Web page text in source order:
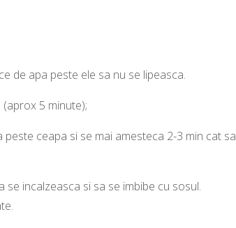
de apa peste ele sa nu se lipeasca.
5 minute);
ceapa si se mai amesteca 2-3 min cat sa
se incalzeasca si sa se imbibe cu sosul.